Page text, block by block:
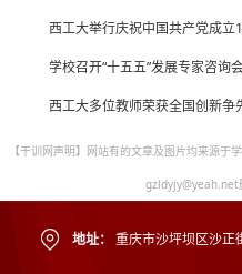
西工大举行庆祝中国共产党成立
学校召开“十五五”发展专家咨询
西工大多位教师荣获全国创新争
【干训网声明】网站有的文章及图片均来源于
gzldyjy@yeah.net
地址： 重庆市沙坪坝区沙正